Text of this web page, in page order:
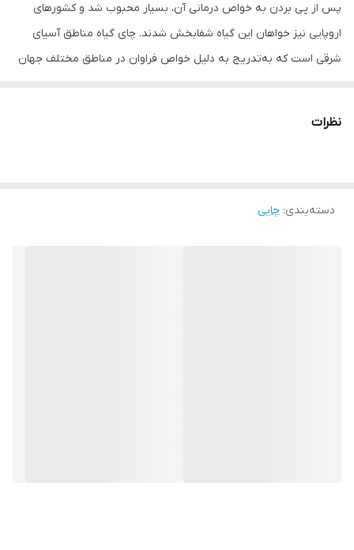
پس از پی بردن به خواص درمانی آن، بسیار محبوب شد و کشورهای
اروپایی نیز خواهان این گیاه شفابخش شدند. چای گیاه مناطق آسیای
شرقی است که به‌تدریج به دلیل خواص فراوان در مناطق مختلف جهان
می‌شود و درد عضلات را پس از ورزش کردن کاهش می‌دهد. برگ
کردن یک روز طولانی می‌تواند انرژی شما را بازیابی کند و به‌قول معروف،
نظرات
دسته‌بندی: چایی